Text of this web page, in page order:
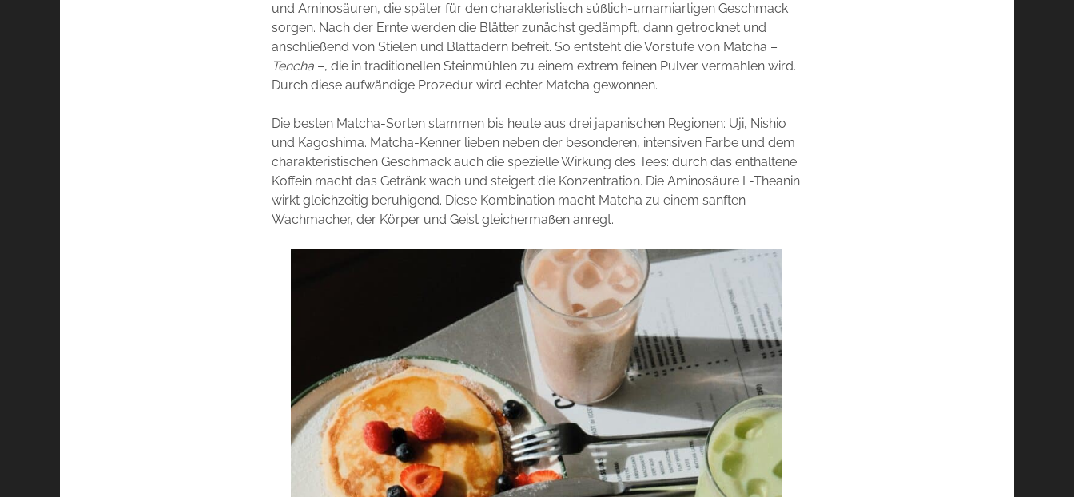
und Aminosäuren, die später für den charakteristisch süßlich-umamiartigen Geschmack
sorgen. Nach der Ernte werden die Blätter zunächst gedämpft, dann getrocknet und
anschließend von Stielen und Blattadern befreit. So entsteht die Vorstufe von Matcha –
Tencha –, die in traditionellen Steinmühlen zu einem extrem feinen Pulver vermahlen wird.
Durch diese aufwändige Prozedur wird echter Matcha gewonnen.
Die besten Matcha-Sorten stammen bis heute aus drei japanischen Regionen: Uji, Nishio
und Kagoshima. Matcha-Kenner lieben neben der besonderen, intensiven Farbe und dem
charakteristischen Geschmack auch die spezielle Wirkung des Tees: durch das enthaltene
Koffein macht das Getränk wach und steigert die Konzentration. Die Aminosäure L-Theanin
wirkt gleichzeitig beruhigend. Diese Kombination macht Matcha zu einem sanften
Wachmacher, der Körper und Geist gleichermaßen anregt.